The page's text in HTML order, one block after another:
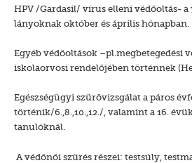
HPV /Gardasil/ vírus elleni védőoltás- a
lányoknak október és április hónapban.
Egyéb védőoltások –pl.megbetegedési
iskolaorvosi rendelőjében történnek
Egészségügyi szűrővizsgálat a páros
történik/6.,8.,10.,12./, valamint a 16.
tanulóknál.
A védőnői szűrés részei: testsúly,